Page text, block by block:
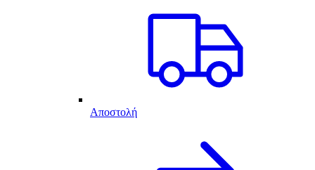
Αποστολή